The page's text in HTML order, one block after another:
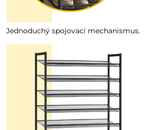
Jednoduchý spojovací mechanismus.